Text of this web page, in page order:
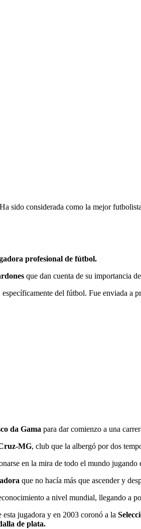
sido considerada como la mejor
profesional de fútbol.
que dan cuenta de su importancia
específicamente del fútbol. Fue enviada a
da Gama para dar comienzo a una
MG, club que la albergó por dos
en la mira de todo el mundo jugando
que no hacía más que ascender y
a nivel mundial, llegando a
jugadora y en 2003 coronó a la
de plata.